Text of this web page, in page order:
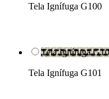
Tela Ignífuga G100
Tela Ignífuga
Tela Ignífuga G101